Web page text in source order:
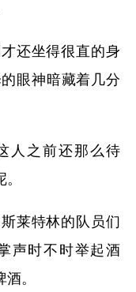
还坐得很直的身
眼神暗藏着几分
人之前还那么待
莱特林的队员们
声时不时举起酒
。